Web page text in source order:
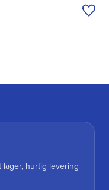
hurtig levering